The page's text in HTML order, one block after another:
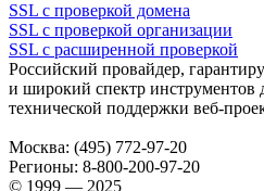
SSL с проверкой домена
SSL с проверкой организации
SSL с расширенной проверкой
Российский провайдер,
и широкий спектр инструментов
технической поддержки веб-
Москва: (495) 772-97-20
Регионы: 8-800-200-97-20
© 1999 — 2025